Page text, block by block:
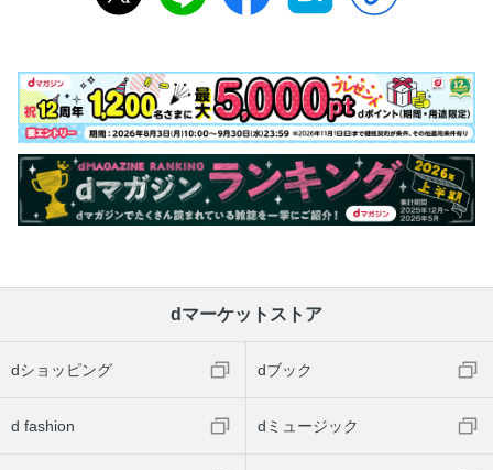
dマーケットストア
dショッピング dブック
d fashion dミュージック